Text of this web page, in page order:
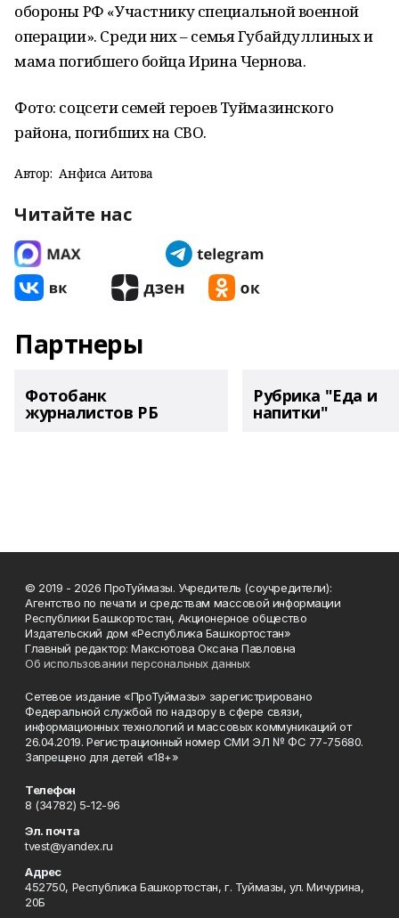
обороны РФ «Участнику специальной военной
операции». Среди них – семья Губайдуллиных и
мама погибшего бойца Ирина Чернова.
Фото: соцсети семей героев Туймазинского
района, погибших на СВО.
Автор: Анфиса Аитова
Читайте нас
Партнеры
Фотобанк
журналистов РБ
Рубрика "Еда и
напитки"
© 2019 - 2026 ПроТуймазы. Учредитель (соучредители):
Агентство по печати и средствам массовой информации
Республики Башкортостан, Акционерное общество
Издательский дом «Республика Башкортостан»
Главный редактор: Максютова Оксана Павловна
Об использовании персональных данных
Сетевое издание «ПроТуймазы» зарегистрировано
Федеральной службой по надзору в сфере связи,
информационных технологий и массовых коммуникаций от
26.04.2019. Регистрационный номер СМИ ЭЛ № ФС 77-75680.
Запрещено для детей «18+»
Телефон
8 (34782) 5-12-96
Эл. почта
tvest@yandex.ru
Адрес
452750, Республика Башкортостан, г. Туймазы, ул. Мичурина,
20Б